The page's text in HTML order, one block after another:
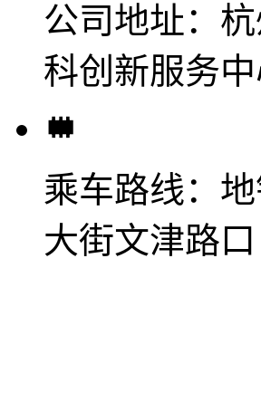
公司地址：
科创新服务
乘车路线：
大街文津路口